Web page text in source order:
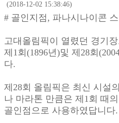
(2018-12-02 15:38:46)
# 골인지점, 파나시나이콘
고대올림픽이 열렸던 경기
제1회(1896년)및 제28회
다.
제28회 올림픽은 최신 시설
나 마라톤 만큼은 제1회 때
골인점으로 사용하였답니다.